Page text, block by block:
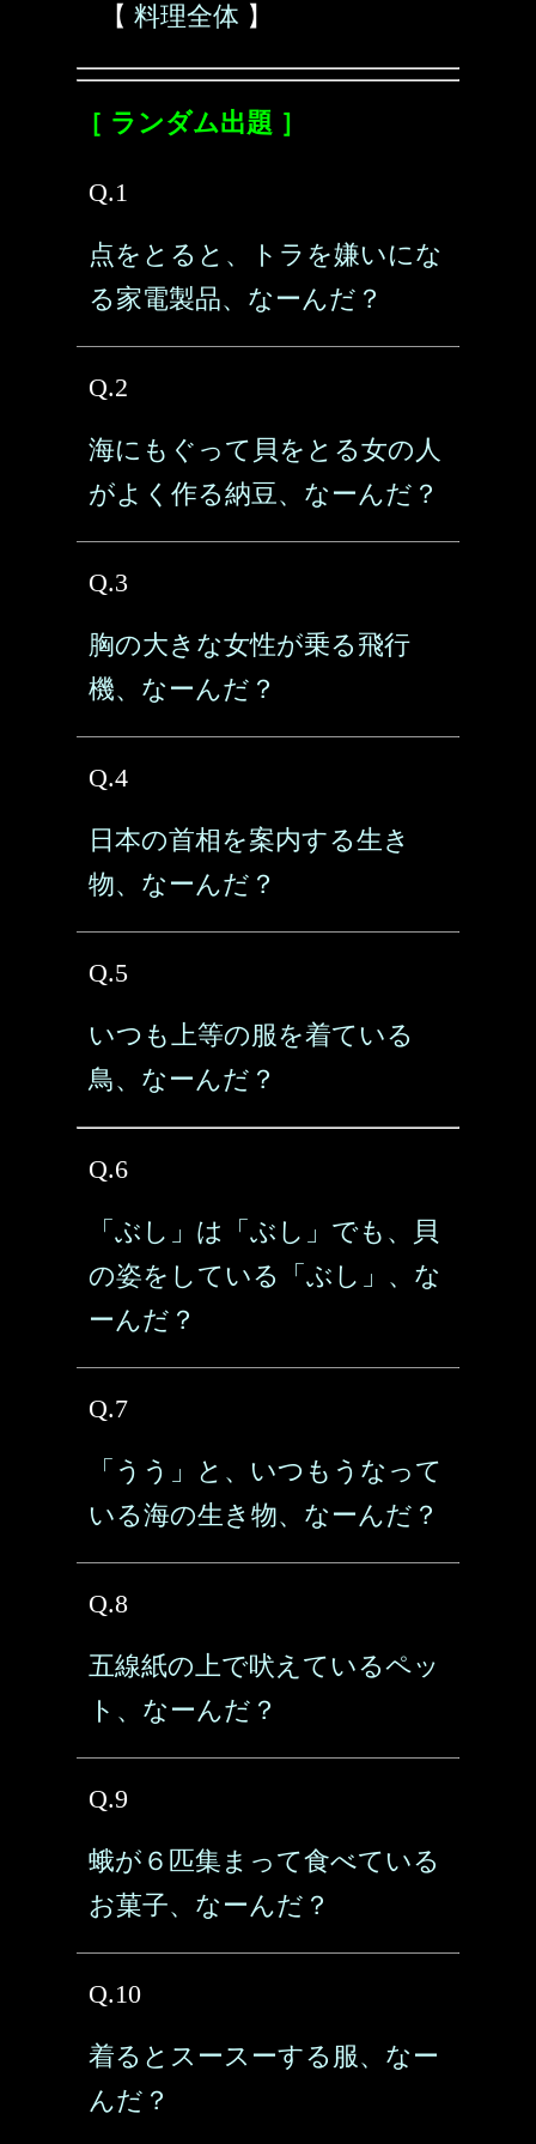
【 料理全体 】
［ ランダム出題 ］
Q.1
点をとると、トラを嫌いにな
る家電製品、なーんだ？
Q.2
海にもぐって貝をとる女の人
がよく作る納豆、なーんだ？
Q.3
胸の大きな女性が乗る飛行
機、なーんだ？
Q.4
日本の首相を案内する生き
物、なーんだ？
Q.5
いつも上等の服を着ている
鳥、なーんだ？
Q.6
「ぶし」は「ぶし」でも、貝
の姿をしている「ぶし」、な
ーんだ？
Q.7
「うう」と、いつもうなって
いる海の生き物、なーんだ？
Q.8
五線紙の上で吠えているペッ
ト、なーんだ？
Q.9
蛾が６匹集まって食べている
お菓子、なーんだ？
Q.10
着るとスースーする服、なー
んだ？